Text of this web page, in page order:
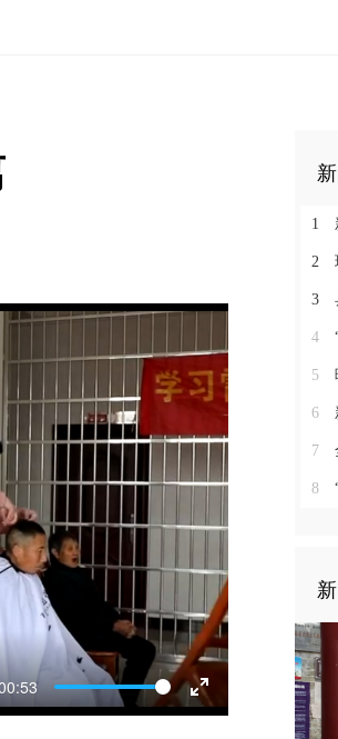
Enter
1
2
3
4
5
6
7
8